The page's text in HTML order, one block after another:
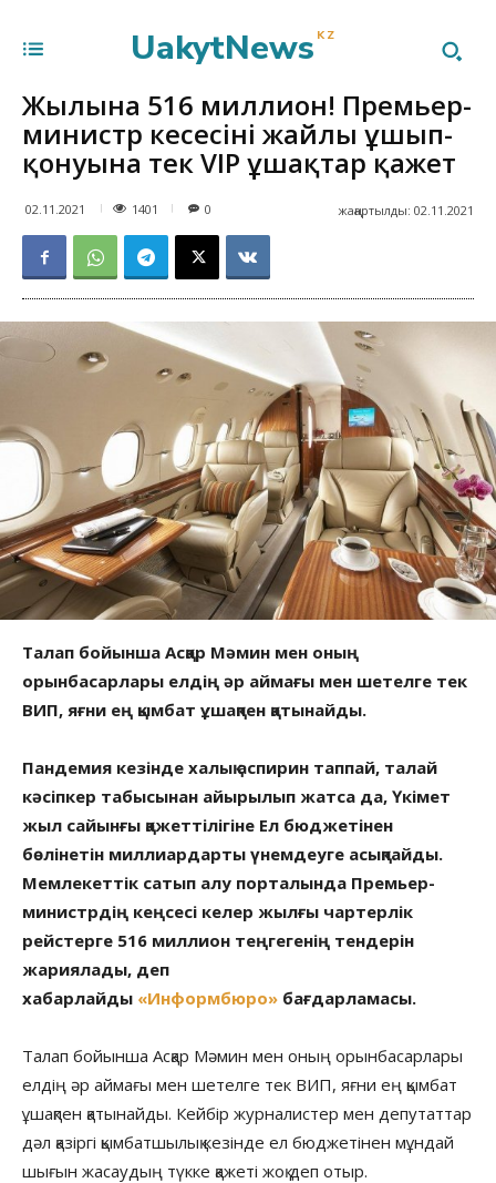
UakytNews KZ
Жылына 516 миллион! Премьер-
министр кеңсесінің жайлы ұшып-
қонуына тек VIP ұшақтар қажет
02.11.2021 1401 жаңартылды: 02.11.2021
0
Талап бойынша Асқар Мәмин мен оның
орынбасарлары елдің әр аймағы мен шетелге тек
ВИП, яғни ең қымбат ұшақпен қатынайды.
Пандемия кезінде халық аспирин таппай, талай
кәсіпкер табысынан айырылып жатса да, Үкімет
жыл сайынғы қажеттілігіне Ел бюджетінен
бөлінетін миллиардарты үнемдеуге асықпайды.
Мемлекеттік сатып алу порталында Премьер-
министрдің кеңсесі келер жылғы чартерлік
рейстерге 516 миллион теңгегенің тендерін
жариялады, деп
хабарлайды «Информбюро» бағдарламасы.
Талап бойынша Асқар Мәмин мен оның орынбасарлары
елдің әр аймағы мен шетелге тек ВИП, яғни ең қымбат
ұшақпен қатынайды. Кейбір журналистер мен депутаттар
дәл қазіргі қымбатшылық кезінде ел бюджетінен мұндай
шығын жасаудың түкке қажеті жоқ деп отыр.